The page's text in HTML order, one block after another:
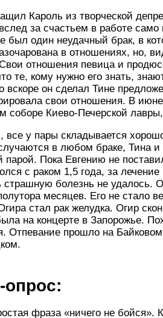
Кароль из творческой
за счастьем в работе
был один неудачный брак, в
в отношениях, но,
отношения певица и
те, кому нужно его знать,
вскоре он сделал Тине
свои отношения. В
соборе Киево-Печерской
все у пары складывается
в любом браке, Тина
парой. Пока Евгению не
с раком 1,5 года, за
страшную болезнь не удалось.
месяцев. Его не стало
стал рак желудка. Огир
на концерте в Запорожье.
Отпевание прошло на
фраза «ничего не бойся».